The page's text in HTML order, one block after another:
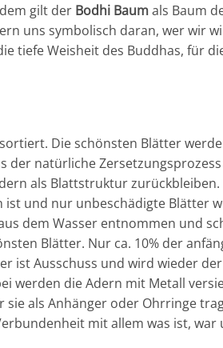
gilt der Bodhi Baumals Baum
uns symbolisch daran, wer wir
tiefe Weisheit des Buddhas, für
Die schönsten Blätter
der natürliche
als Blattstruktur
und nur unbeschädigte Blätter
dem Wasser entnommen und
Blätter. Nur ca. 10% der
ist Ausschuss und wird wieder
werden die Adern mit Metall
als Anhänger oder Ohrringe
mit allem was ist, war